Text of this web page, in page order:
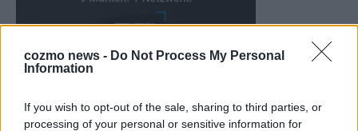
cozmo news - Do Not Process My Personal
Information
If you wish to opt-out of the sale, sharing to third parties, or
processing of your personal or sensitive information for
KEINE NEWS MEHR VERPASSEN